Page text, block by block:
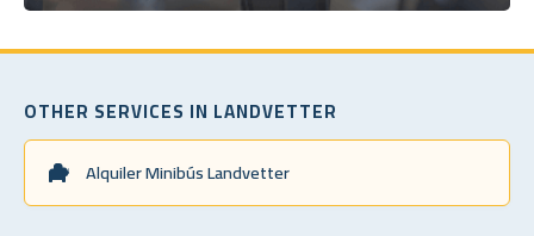
OTHER SERVICES IN LANDVETTER
Alquiler Minibús Landvetter